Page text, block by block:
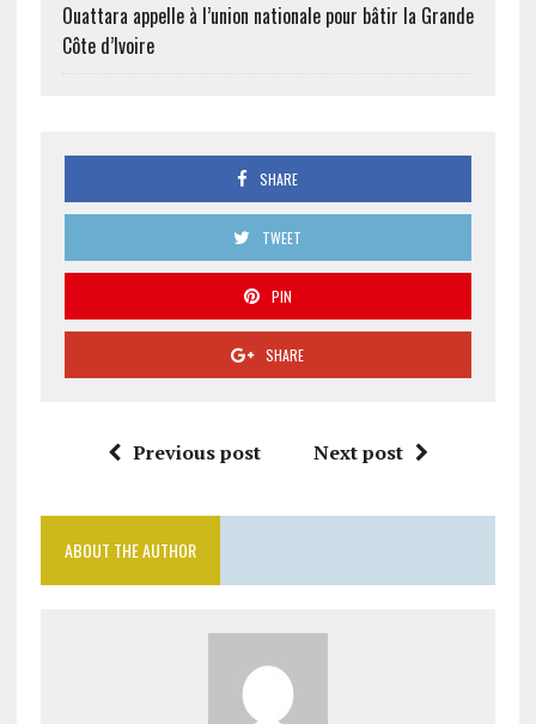
Ouattara appelle à l’union nationale pour bâtir la Grande
Côte d’Ivoire
SHARE
TWEET
PIN
SHARE
Previous post Next post
ABOUT THE AUTHOR